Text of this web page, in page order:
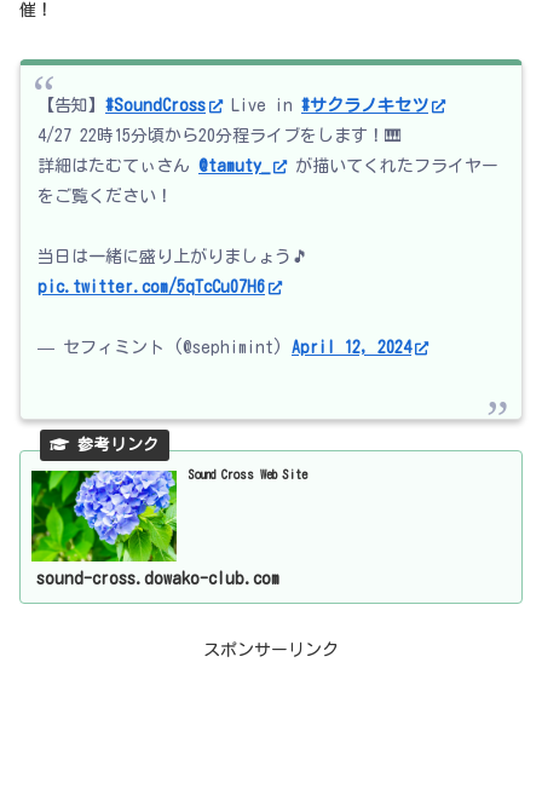
催！
【告知】 #SoundCross Live in #サクラノキセツ
4/27 22時15分頃から20分程ライブをします！🎹
詳細はたむてぃさん @tamuty_
が描いてくれたフライヤー
をご覧ください！
当日は一緒に盛り上がりましょう🎵
pic.twitter.com/5qTcCu07H6
— セフィミント (@sephimint) April 12, 2024
Sound Cross Web Site
sound-cross.dowako-club.com
スポンサーリンク